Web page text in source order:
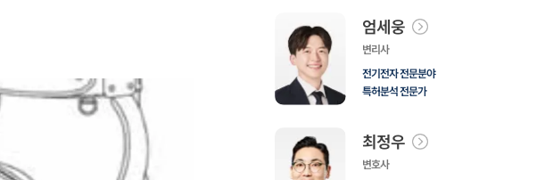
엄세웅
변리사
전기전자 전문분야
특허분석 전문가
최정우
변호사